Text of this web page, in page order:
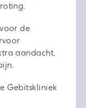
de
aandacht,
Gebitskliniek